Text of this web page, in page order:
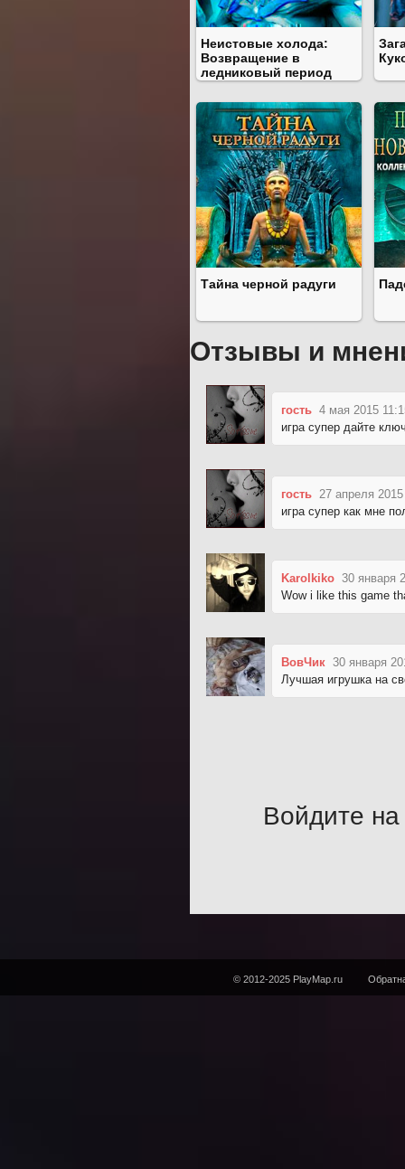
Неистовые холода:
Возвращение в
ледниковый период
Тайна черной радуги
Отзывы и
гость 4 мая 2015
игра супер дайте
гость 27 апреля
игра супер как мне
Karolkiko 30 января
Wow i like this game
ВовЧик 30 января
Лучшая игрушка на
Войдите на
© 2012-2025 PlayMap.ru